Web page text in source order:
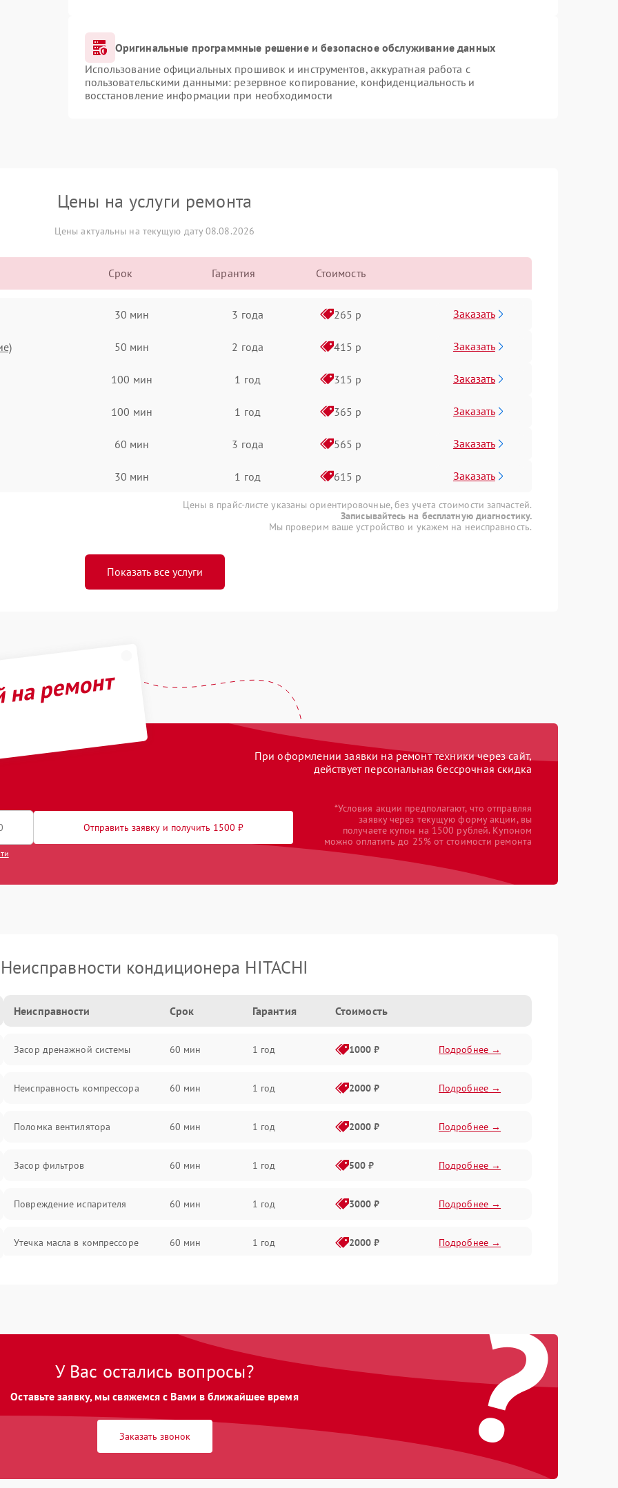
Оригинальные программные решение и безопасное обслуживание данных
Использование официальных прошивок и инструментов, аккуратная работа с
пользовательскими данными: резервное копирование, конфиденциальность и
восстановление информации при необходимости
Цены на услуги ремонта
Цены актуальны на текущую дату 08.08.2026
Срок Гарантия Стоимость
30 мин 3 года 265 р Заказать
50 мин 2 года 415 р Заказать
100 мин 1 год 315 р Заказать
100 мин 1 год 365 р Заказать
60 мин 3 года 565 р Заказать
30 мин 1 год 615 р Заказать
Цены в прайс-листе указаны ориентировочные, без учета стоимости запчастей.
Записывайтесь на бесплатную диагностику.
Мы проверим ваше устройство и укажем на неисправность.
Показать все услуги
ремонт
При оформлении заявки на ремонт техники через сайт,
действует персональная бессрочная скидка
Отправить заявку и получить 1500 ₽
*Условия акции предполагают, что отправляя
заявку через текущую форму акции, вы
получаете купон на 1500 рублей. Купоном
можно оплатить до 25% от стоимости ремонта
Неисправности кондиционера HITACHI
Неисправности Срок Гарантия Стоимость
Засор дренажной системы 60 мин 1 год 1000 ₽ Подробнее →
Неисправность компрессора 60 мин 1 год 2000 ₽ Подробнее →
Поломка вентилятора 60 мин 1 год 2000 ₽ Подробнее →
Засор фильтров 60 мин 1 год 500 ₽ Подробнее →
Повреждение испарителя 60 мин 1 год 3000 ₽ Подробнее →
Утечка масла в компрессоре 60 мин 1 год 2000 ₽ Подробнее →
Поломка подшипников
вентилятора
60 мин 1 год 1500 ₽
Повреждение корпуса 60 мин Подробнее →
?
У Вас остались вопросы?
Оставьте заявку, мы свяжемся с Вами в ближайшее время
Заказать звонок